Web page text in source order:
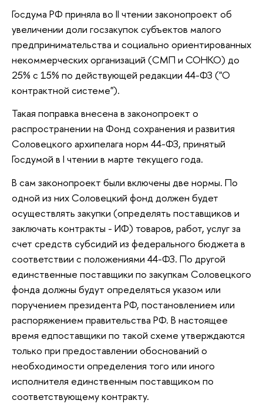
Госдума РФ приняла во II чтении законопроект об
увеличении доли госзакупок субъектов малого
предпринимательства и социально ориентированных
некоммерческих организаций (СМП и СОНКО) до
25% с 15% по действующей редакции 44-ФЗ ("О
контрактной системе").
Такая поправка внесена в законопроект о
распространении на Фонд сохранения и развития
Соловецкого архипелага норм 44-ФЗ, принятый
Госдумой в I чтении в марте текущего года.
В сам законопроект были включены две нормы. По
одной из них Соловецкий фонд должен будет
осуществлять закупки (определять поставщиков и
заключать контракты - ИФ) товаров, работ, услуг за
счет средств субсидий из федерального бюджета в
соответствии с положениями 44-ФЗ. По другой
единственные поставщики по закупкам Соловецкого
фонда должны будут определяться указом или
поручением президента РФ, постановлением или
распоряжением правительства РФ. В настоящее
время едпоставщики по такой схеме утверждаются
только при предоставлении обоснований о
необходимости определения того или иного
исполнителя единственным поставщиком по
соответствующему контракту.